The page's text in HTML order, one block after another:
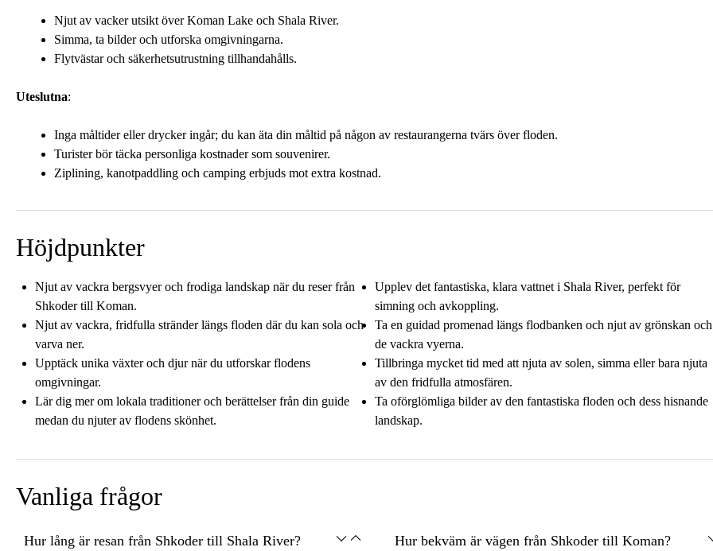
Njut av vacker utsikt över Koman Lake och Shala River.
Simma, ta bilder och utforska omgivningarna.
Flytvästar och säkerhetsutrustning tillhandahålls.
Uteslutna:
Inga måltider eller drycker ingår; du kan äta din måltid på någon av restaurangerna tvärs över floden.
Turister bör täcka personliga kostnader som souvenirer.
Ziplining, kanotpaddling och camping erbjuds mot extra kostnad.
Höjdpunkter
Njut av vackra bergsvyer och frodiga landskap när du reser från
Shkoder till Koman.
Upplev det fantastiska, klara vattnet i Shala River, perfekt för
simning och avkoppling.
Njut av vackra, fridfulla stränder längs floden där du kan sola och
varva ner.
Ta en guidad promenad längs flodbanken och njut av grönskan och
de vackra vyerna.
Upptäck unika växter och djur när du utforskar flodens
omgivningar.
Tillbringa mycket tid med att njuta av solen, simma eller bara njuta
av den fridfulla atmosfären.
Lär dig mer om lokala traditioner och berättelser från din guide
medan du njuter av flodens skönhet.
Ta oförglömliga bilder av den fantastiska floden och dess hisnande
landskap.
Vanliga frågor
Hur lång är resan från Shkoder till Shala River? Hur bekväm är vägen från Shkoder till Koman?